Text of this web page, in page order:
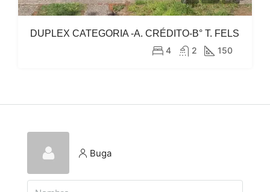
DUPLEX CATEGORIA -A. CRÉDITO-B° T. FELS
4
2 150
Buga